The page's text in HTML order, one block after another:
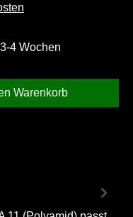
4 Wochen
Warenkorb